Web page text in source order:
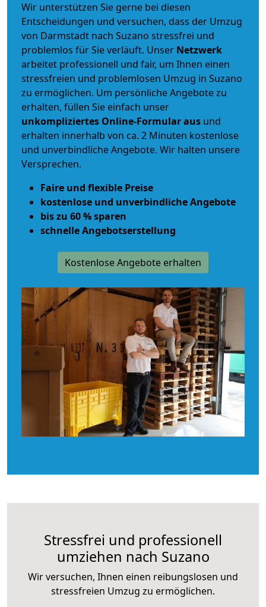
Wir unterstützen Sie gerne bei diesen
Entscheidungen und versuchen, dass der Umzug
von Darmstadt nach Suzano stressfrei und
problemlos für Sie verläuft. Unser Netzwerk
arbeitet professionell und fair, um Ihnen einen
stressfreien und problemlosen Umzug in Suzano
zu ermöglichen. Um persönliche Angebote zu
erhalten, füllen Sie einfach unser
unkompliziertes Online-Formular aus und
erhalten innerhalb von ca. 2 Minuten kostenlose
und unverbindliche Angebote. Wir halten unsere
Versprechen.
Faire und flexible Preise
kostenlose und unverbindliche Angebote
bis zu 60 % sparen
schnelle Angebotserstellung
Kostenlose Angebote erhalten
Stressfrei und professionell
umziehen nach Suzano
Wir versuchen, Ihnen einen reibungslosen und
stressfreien Umzug zu ermöglichen.